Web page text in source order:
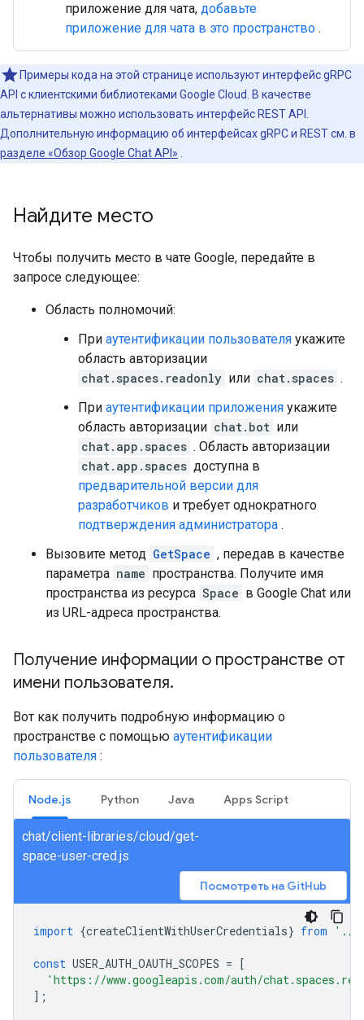
приложение для чата, добавьте
приложение для чата в это пространство .
Примеры кода на этой странице используют интерфейс gRPC
API с клиентскими библиотеками Google Cloud. В качестве
альтернативы можно использовать интерфейс REST API.
Дополнительную информацию об интерфейсах gRPC и REST см. в
разделе «Обзор Google Chat API»
Найдите место
Чтобы получить место в чате Google, передайте в
запросе следующее:
Область полномочий:
При аутентификации пользователя укажите
область авторизации
chat.spaces.readonly или chat.spaces .
При аутентификации приложения укажите
область авторизации chat.bot или
chat.app.spaces . Область авторизации
chat.app.spaces доступна в
предварительной версии для
разработчиков и требует однократного
подтверждения администратора .
Вызовите метод GetSpace , передав в качестве
параметра name пространства. Получите имя
пространства из ресурса Space в Google Chat или
из URL-адреса пространства.
Получение информации о пространстве от
имени пользователя.
Вот как получить подробную информацию о
пространстве с помощью аутентификации
пользователя :
Node.js Python Java Apps Script
chat/client-libraries/cloud/get-
space-user-cred.js
Посмотреть на GitHub
import {createClientWithUserCredentials} from './
const USER_AUTH_OAUTH_SCOPES = [
'https://www.googleapis.com/auth/
];